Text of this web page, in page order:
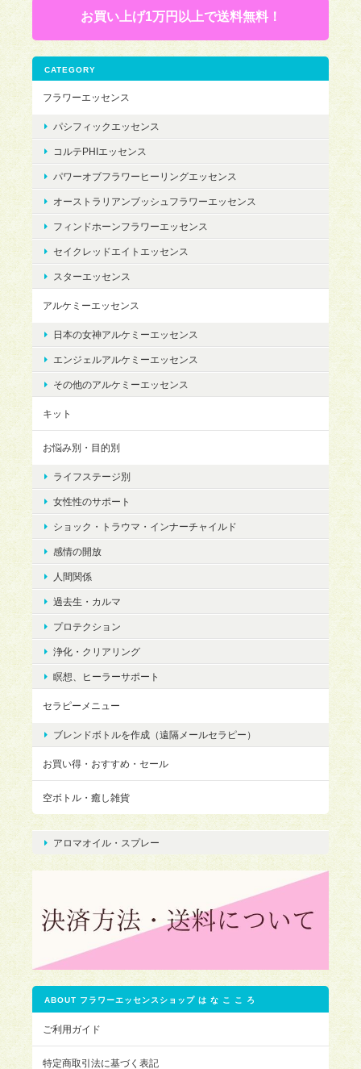
お買い上げ1万円以上で送料無料！
CATEGORY
フラワーエッセンス
パシフィックエッセンス
コルテPHIエッセンス
パワーオブフラワーヒーリングエッセンス
オーストラリアンブッシュフラワーエッセンス
フィンドホーンフラワーエッセンス
セイクレッドエイトエッセンス
スターエッセンス
アルケミーエッセンス
日本の女神アルケミーエッセンス
エンジェルアルケミーエッセンス
その他のアルケミーエッセンス
キット
お悩み別・目的別
ライフステージ別
女性性のサポート
ショック・トラウマ・インナーチャイルド
感情の開放
人間関係
過去生・カルマ
プロテクション
浄化・クリアリング
瞑想、ヒーラーサポート
セラピーメニュー
ブレンドボトルを作成（遠隔メールセラピー）
お買い得・おすすめ・セール
空ボトル・癒し雑貨
アロマオイル・スプレー
ABOUT フラワーエッセンスショップ は な こ こ ろ
ご利用ガイド
特定商取引法に基づく表記